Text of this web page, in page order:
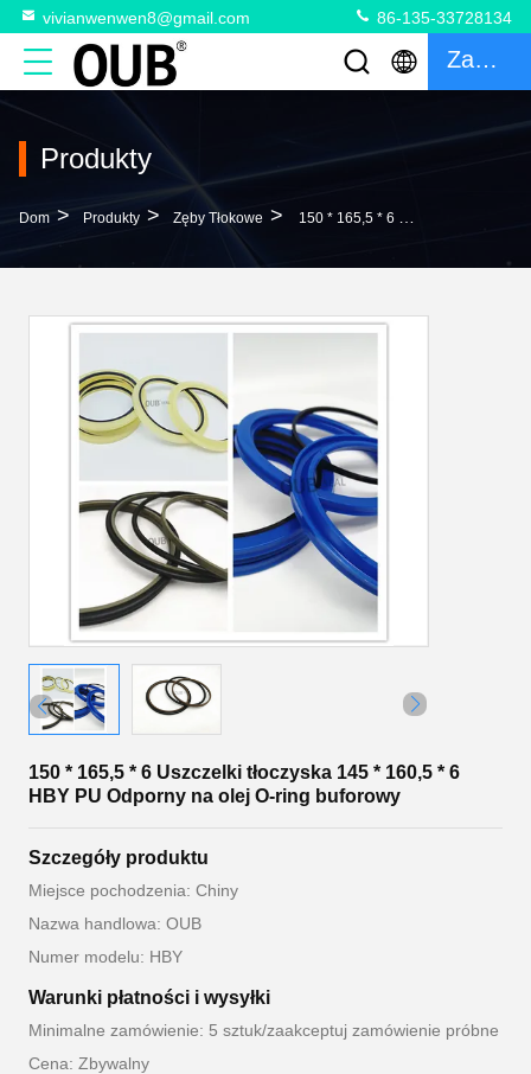
vivianwenwen8@gmail.com 86-135-33728134
Zacytować
Produkty
Dom > Produkty > Zęby Tłokowe > 150 * 165,5 * 6 Uszczelki Tłoczyska 145 * 160,5 * 6 HBY PU Odporny Na Olej O-Ring Buforowy
150 * 165,5 * 6 Uszczelki tłoczyska 145 * 160,5 * 6
HBY PU Odporny na olej O-ring buforowy
Szczegóły produktu
Miejsce pochodzenia: Chiny
Nazwa handlowa: OUB
Numer modelu: HBY
Warunki płatności i wysyłki
Minimalne zamówienie: 5 sztuk/zaakceptuj zamówienie próbne
Cena: Zbywalny